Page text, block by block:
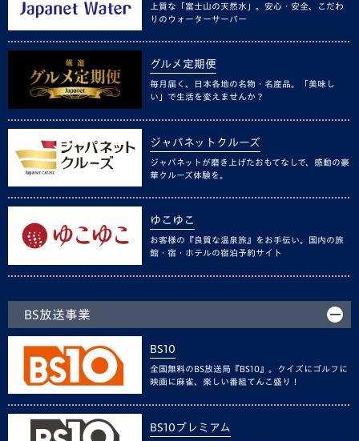
上質な「富士山の天然水」。安心・安全、こだわ
りのウォーターサーバー
グルメ定期便
毎月届く、日本各地の名物・名産品。「美味し
い」で生活を変えませんか？
ジャパネットクルーズ
ジャパネットが磨き上げたおもてなしで、感動の豪
華クルーズ体験を。
ゆこゆこ
お客様の『良質な温泉旅』をお手伝い。国内の旅
館・宿・ホテルの宿泊予約サイト
BS放送事業
BS10
全国無料のBS放送局『BS10』。クイズにゴルフに
映画に麻雀、楽しい番組てんこ盛り！
BS10プレミアム